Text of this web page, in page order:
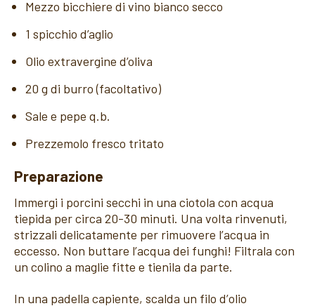
Mezzo bicchiere di vino bianco secco
1 spicchio d’aglio
Olio extravergine d’oliva
20 g di burro (facoltativo)
Sale e pepe q.b.
Prezzemolo fresco tritato
Preparazione
Immergi i porcini secchi in una ciotola con acqua
tiepida per circa 20-30 minuti. Una volta rinvenuti,
strizzali delicatamente per rimuovere l’acqua in
eccesso. Non buttare l’acqua dei funghi! Filtrala con
un colino a maglie fitte e tienila da parte.
In una padella capiente, scalda un filo d’olio